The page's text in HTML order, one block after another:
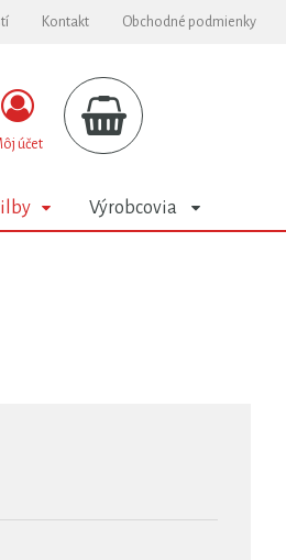
Kontakt Obchodné podmienky
účet
Výrobcovia